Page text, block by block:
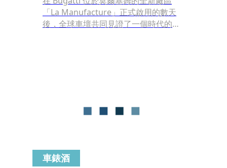
「La Manufacture」正式啟用的數天
後，全球車壇共同見證了一個時代的劃
車錶酒